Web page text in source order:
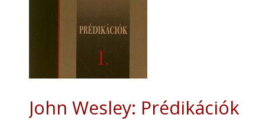
John Wesley: Prédikációk